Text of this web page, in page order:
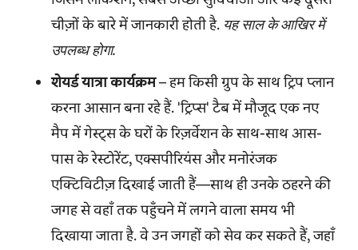
चीज़ों के बारे में जानकारी होती है. यह साल के आखिर में
उपलब्ध होगा.
शेयर्ड यात्रा कार्यक्रम– हम किसी ग्रुप के साथ ट्रिप प्लान
करना आसान बना रहे हैं. 'ट्रिप्स' टैब में मौजूद एक नए
मैप में गेस्ट्स के घरों के रिज़र्वेशन के साथ-साथ आस-
पास के रेस्टोरेंट, एक्सपीरियंस और मनोरंजक
एक्टिविटीज़ दिखाई जाती हैं—साथ ही उनके ठहरने की
जगह से वहाँ तक पहुँचने में लगने वाला समय भी
दिखाया जाता है. वे उन जगहों को सेव कर सकते हैं, जहाँ